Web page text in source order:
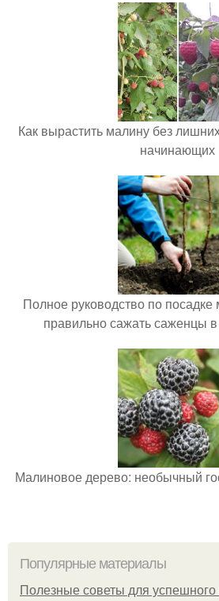
Как вырастить малину без
начинающих
Полное руководство по
правильно сажать саженцы
Малиновое дерево: необычный
Популярные материалы
Полезные советы для